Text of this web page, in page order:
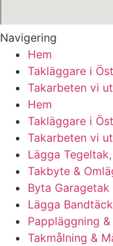
Navigering
Hem
Takläggare i
Takarbeten vi
Hem
Takläggare i
Takarbeten vi
Lägga
Takbyte &
Byta
Lägga
Pappläggning
Takmålning &